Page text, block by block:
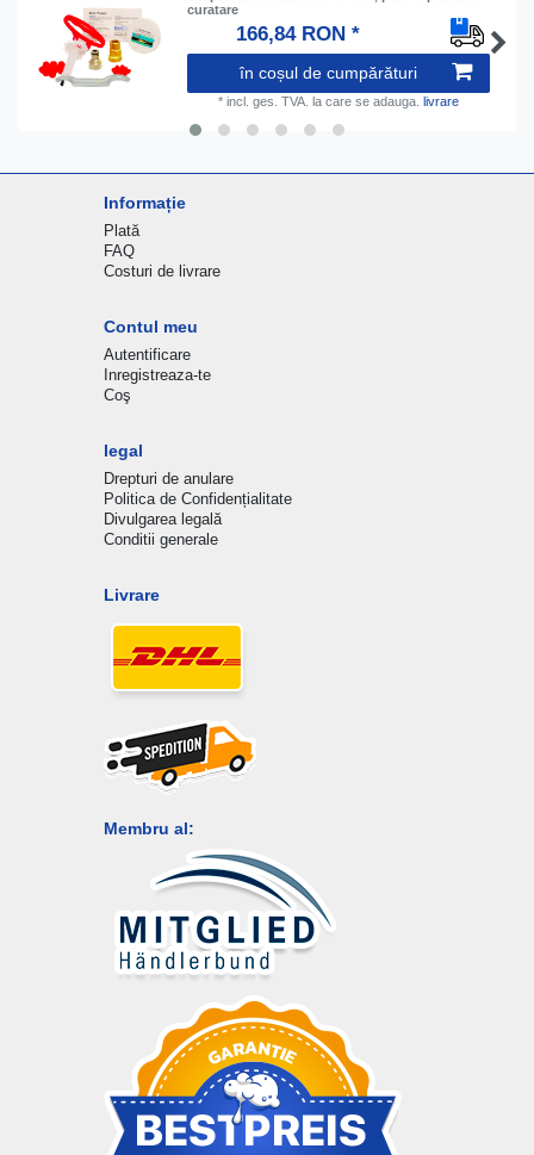
curatare
166,84 RON *
în coșul de cumpărături
* incl. ges. TVA. la care se adauga. livrare
Informație
Plată
FAQ
Costuri de livrare
Contul meu
Autentificare
Inregistreaza-te
Coş
legal
Drepturi de anulare
Politica de Confidențialitate
Divulgarea legală
Conditii generale
Livrare
Membru al: